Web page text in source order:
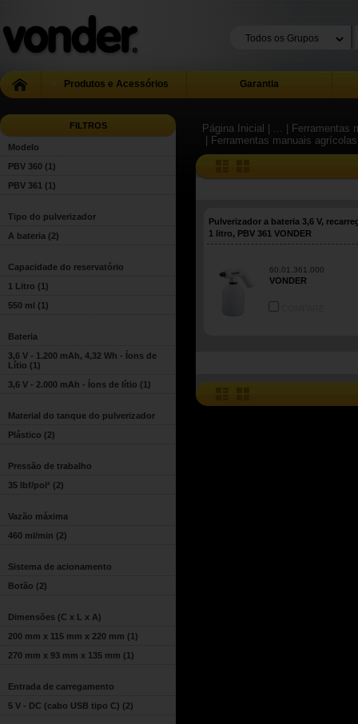
Produtos e Acessórios Garantia
FILTROS
Modelo
PBV 360 (1)
PBV 361 (1)
Tipo do pulverizador
A bateria (2)
Capacidade do reservatório
1 Litro (1)
550 ml (1)
Bateria
3,6 V - 1.200 mAh, 4,32 Wh - Íons de
Lítio (1)
3,6 V - 2.000 mAh - Íons de lítio (1)
Material do tanque do pulverizador
Plástico (2)
Pressão de trabalho
35 lbf/pol² (2)
Vazão máxima
460 ml/min (2)
Sistema de acionamento
Botão (2)
Dimensões (C x L x A)
200 mm x 115 mm x 220 mm (1)
270 mm x 93 mm x 135 mm (1)
Entrada de carregamento
5 V - DC (cabo USB tipo C) (2)
Página Inicial | ...
|
| Ferramentas manuais
Pulverizador a bateria 3,6 V,
1 litro, PBV 361 VONDER
60.01.361.000
VONDER